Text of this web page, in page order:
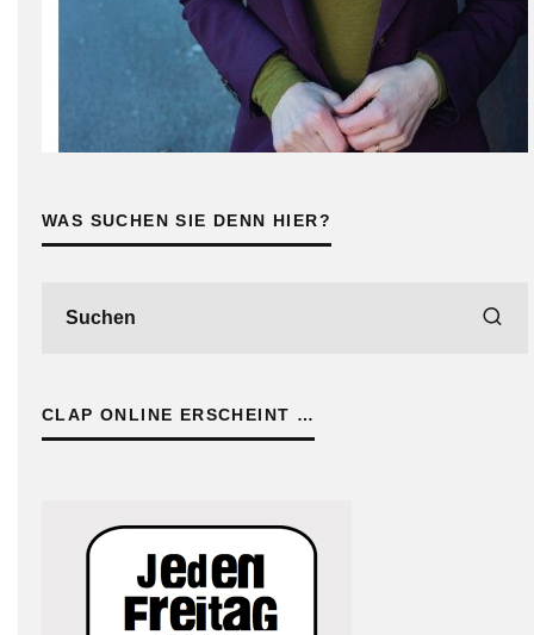
WAS SUCHEN SIE DENN HIER?
CLAP ONLINE ERSCHEINT …